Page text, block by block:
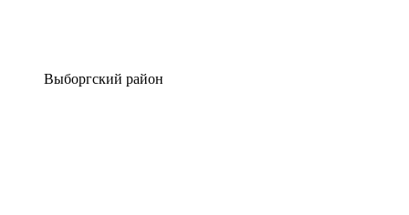
Выборгский район